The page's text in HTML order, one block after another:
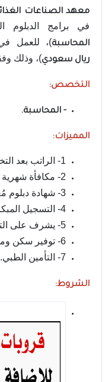
معهد الصناعات
في برامج الدبلوم
المحاسبة)، للعمل
ريال سعودي)، وذلك
التخصص:
- المحاسبة.
المميزات:
1- الراتب بعد التخرج (6,500 ريال سعودي).
2- مكافأة شهرية أثناء التدريب (4,500 ريال سعودي).
3- شهادة دبلوم مُعتمدة.
4- التسجيل المبكر في التأمينات الاجتماعية.
5- يشرف على التدريب نخبة من الخبراء.
6- توفير سكن ومواصلات للمتدربين.
7- التأمين الطبي.
الشروط: